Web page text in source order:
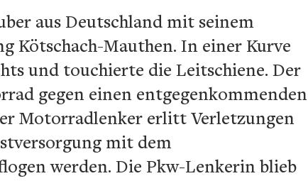
aus Deutschland mit seinem
Kötschach-Mauthen. In einer Kurve
und touchierte die Leitschiene. Der
gegen einen entgegenkommenden
Motorradlenker erlitt Verletzungen
mit dem
werden. Die Pkw-Lenkerin blieb